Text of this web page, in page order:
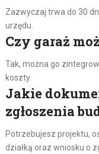
Zazwyczaj trwa do 30
urzędu.
Czy garaż
Tak, można go
koszty.
Jakie
zgłoszenia
Potrzebujesz projektu,
działką oraz wniosku o